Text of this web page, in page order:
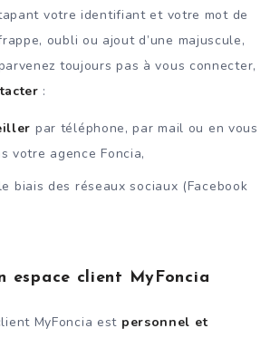
votre identifiant et votre mot de
oubli ou ajout d’une majuscule,
toujours pas à vous connecter,
:
par téléphone, par mail ou en vous
votre agence Foncia,
biais des réseaux sociaux (Facebook
espace client MyFoncia
MyFoncia est personnel et